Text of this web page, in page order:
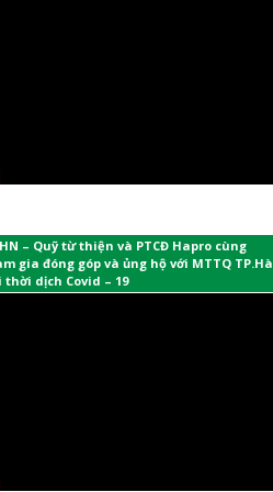
– Quỹ từ thiện và PTCĐ Hapro cùng
gia đóng góp và ủng hộ với MTTQ TP.Hà
thời dịch Covid – 19